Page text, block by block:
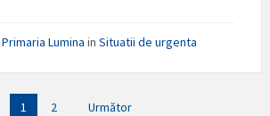
Primaria Lumina in Situatii de urgenta
1 2 Următor